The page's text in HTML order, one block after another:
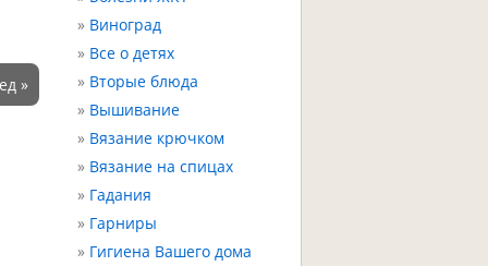
»
Виноград
Все о детях
Вторые блюда
Вышивание
Вязание крючком
Вязание на спицах
Гадания
Гарниры
Гигиена Вашего дома